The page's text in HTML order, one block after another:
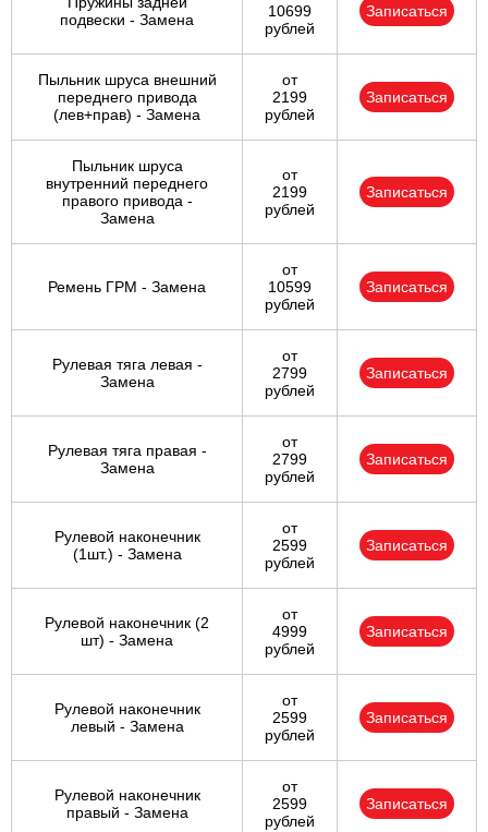
подвески - Замена
10699
рублей
Записаться
Пыльник шруса внешний
переднего привода
(лев+прав) - Замена
от
2199
рублей
Записаться
Пыльник шруса
внутренний переднего
правого привода -
Замена
от
2199
рублей
Записаться
Ремень ГРМ - Замена
от
10599
рублей
Записаться
Рулевая тяга левая -
Замена
от
2799
рублей
Записаться
Рулевая тяга правая -
Замена
от
2799
рублей
Записаться
Рулевой наконечник
(1шт.) - Замена
от
2599
рублей
Записаться
Рулевой наконечник (2
шт) - Замена
от
4999
рублей
Записаться
Рулевой наконечник
левый - Замена
от
2599
рублей
Записаться
Рулевой наконечник
правый - Замена
от
2599
рублей
Записаться